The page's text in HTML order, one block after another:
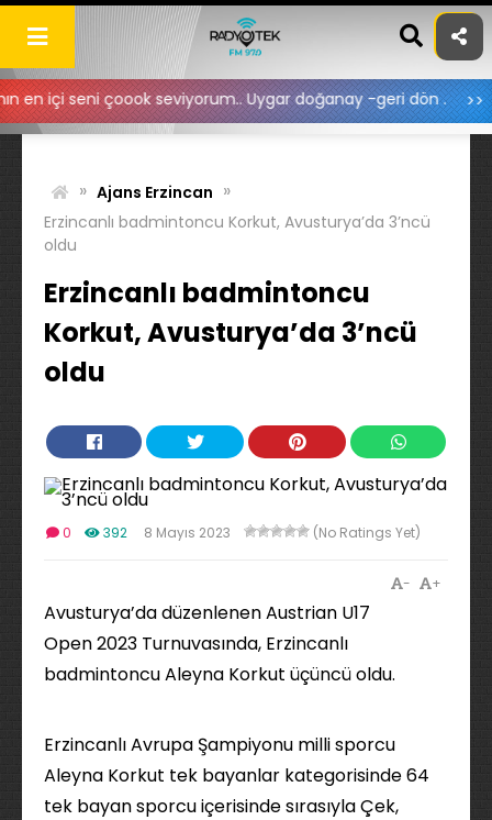
Skip
content
çoook seviyorum.. Uygar doğanay -geri dön . nur:
» Ajans Erzincan »
Erzincanlı badmintoncu Korkut, Avusturya’da 3’ncü
oldu
Erzincanlı badmintoncu
Korkut, Avusturya’da 3’ncü
oldu
0 392 8 Mayıs 2023 (No Ratings Yet)
+
-
Avusturya’da düzenlenen Austrian U17
Open 2023 Turnuvasında, Erzincanlı
badmintoncu Aleyna Korkut üçüncü oldu.
Erzincanlı Avrupa Şampiyonu milli sporcu
Aleyna Korkut tek bayanlar kategorisinde 64
tek bayan sporcu içerisinde sırasıyla Çek,